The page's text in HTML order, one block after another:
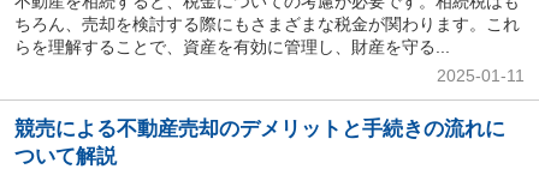
ちろん、売却を検討する際にもさまざまな税金が関わります。これ
らを理解することで、資産を有効に管理し、財産を守る...
2025-01-11
競売による不動産売却のデメリットと手続きの流れに
ついて解説